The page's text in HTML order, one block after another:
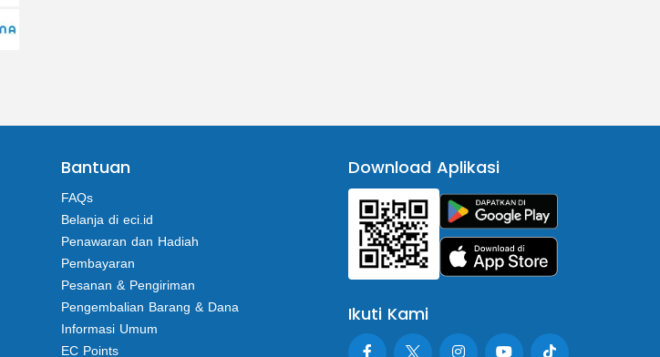
Bantuan
FAQs
Belanja di eci.id
Penawaran dan Hadiah
Pembayaran
Pesanan & Pengiriman
Pengembalian Barang & Dana
Informasi Umum
EC Points
Download Aplikasi
Ikuti Kami